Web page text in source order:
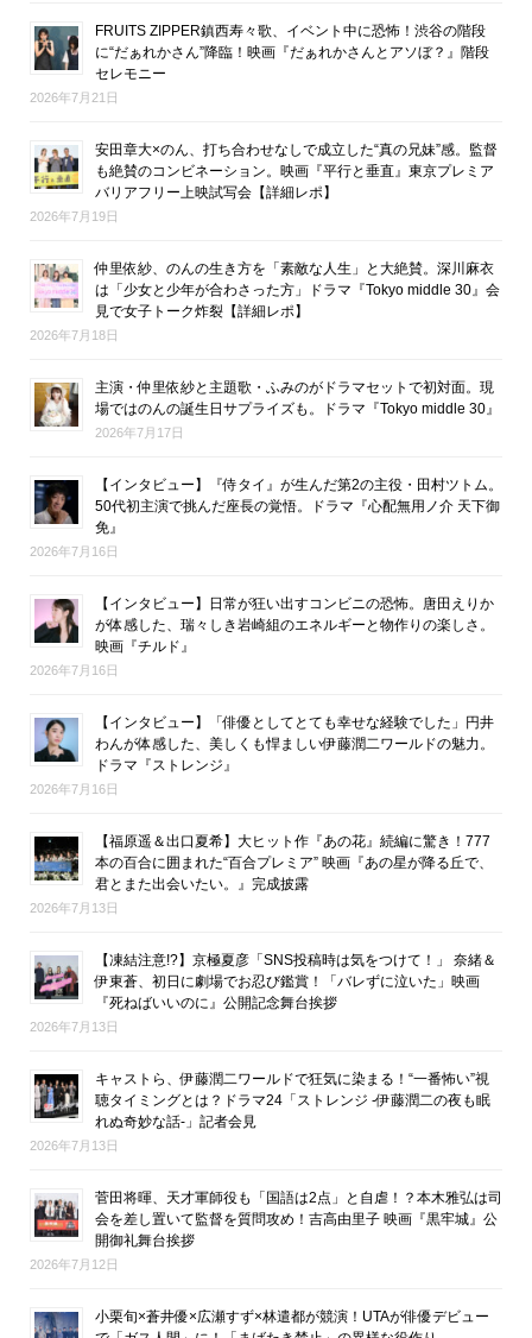
FRUITS ZIPPER鎮西寿々歌、イベント中に恐怖！渋谷の階段
に“だぁれかさん”降臨！映画『だぁれかさんとアソぼ？』階段
セレモニー
2026年7月21日
安田章大×のん、打ち合わせなしで成立した“真の兄妹”感。監督
も絶賛のコンビネーション。映画『平行と垂直』東京プレミア
バリアフリー上映試写会【詳細レポ】
2026年7月19日
仲里依紗、のんの生き方を「素敵な人生」と大絶賛。深川麻衣
は「少女と少年が合わさった方」ドラマ『Tokyo middle 30』会
見で女子トーク炸裂【詳細レポ】
2026年7月18日
主演・仲里依紗と主題歌・ふみのがドラマセットで初対面。現
場ではのんの誕生日サプライズも。ドラマ『Tokyo middle 30』
2026年7月17日
【インタビュー】『侍タイ』が生んだ第2の主役・田村ツトム。
50代初主演で挑んだ座長の覚悟。ドラマ『心配無用ノ介 天下御
免』
2026年7月16日
【インタビュー】日常が狂い出すコンビニの恐怖。唐田えりか
が体感した、瑞々しき岩崎組のエネルギーと物作りの楽しさ。
映画『チルド』
2026年7月16日
【インタビュー】「俳優としてとても幸せな経験でした」円井
わんが体感した、美しくも悍ましい伊藤潤二ワールドの魅力。
ドラマ『ストレンジ』
2026年7月16日
【福原遥＆出口夏希】大ヒット作『あの花』続編に驚き！777
本の百合に囲まれた“百合プレミア” 映画『あの星が降る丘で、
君とまた出会いたい。』完成披露
2026年7月13日
【凍結注意!?】京極夏彦「SNS投稿時は気をつけて！」 奈緒＆
伊東蒼、初日に劇場でお忍び鑑賞！「バレずに泣いた」映画
『死ねばいいのに』公開記念舞台挨拶
2026年7月13日
キャストら、伊藤潤二ワールドで狂気に染まる！“一番怖い”視
聴タイミングとは？ドラマ24「ストレンジ -伊藤潤二の夜も眠
れぬ奇妙な話-」記者会見
2026年7月13日
菅田将暉、天才軍師役も「国語は2点」と自虐！？本木雅弘は司
会を差し置いて監督を質問攻め！吉高由里子 映画『黒牢城』公
開御礼舞台挨拶
2026年7月12日
小栗旬×蒼井優×広瀬すず×林遣都が競演！UTAが俳優デビュー